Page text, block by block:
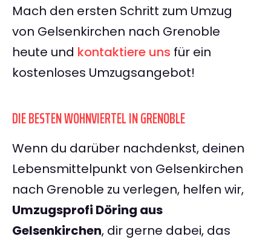
Mach den ersten Schritt zum Umzug
von Gelsenkirchen nach Grenoble
heute und kontaktiere uns für ein
kostenloses Umzugsangebot!
DIE BESTEN WOHNVIERTEL IN GRENOBLE
Wenn du darüber nachdenkst, deinen
Lebensmittelpunkt von Gelsenkirchen
nach Grenoble zu verlegen, helfen wir,
Umzugsprofi Döring aus
Gelsenkirchen, dir gerne dabei, das